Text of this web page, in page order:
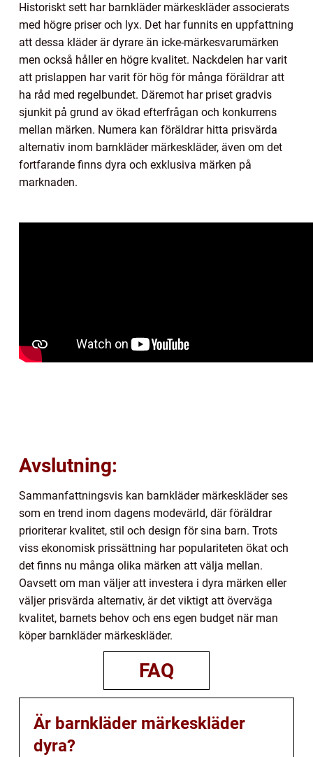
Historiskt sett har barnkläder märkeskläder associerats
med högre priser och lyx. Det har funnits en uppfattning
att dessa kläder är dyrare än icke-märkesvarumärken
men också håller en högre kvalitet. Nackdelen har varit
att prislappen har varit för hög för många föräldrar att
ha råd med regelbundet. Däremot har priset gradvis
sjunkit på grund av ökad efterfrågan och konkurrens
mellan märken. Numera kan föräldrar hitta prisvärda
alternativ inom barnkläder märkeskläder, även om det
fortfarande finns dyra och exklusiva märken på
marknaden.
Avslutning:
Sammanfattningsvis kan barnkläder märkeskläder ses
som en trend inom dagens modevärld, där föräldrar
prioriterar kvalitet, stil och design för sina barn. Trots
viss ekonomisk prissättning har populariteten ökat och
det finns nu många olika märken att välja mellan.
Oavsett om man väljer att investera i dyra märken eller
väljer prisvärda alternativ, är det viktigt att överväga
kvalitet, barnets behov och ens egen budget när man
köper barnkläder märkeskläder.
FAQ
Är barnkläder märkeskläder
dyra?